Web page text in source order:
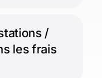
/
les frais